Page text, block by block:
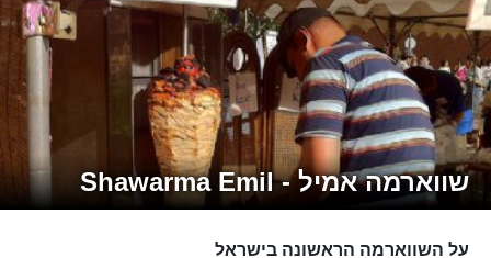
שווארמה אמיל - Shawarma Emil
על השווארמה הראשונה בישראל